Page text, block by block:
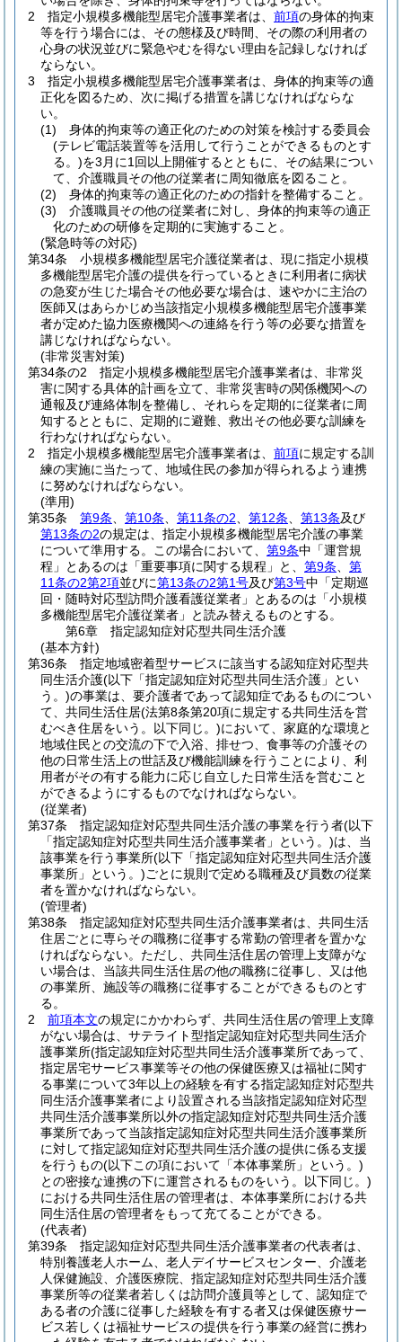
2
指定小規模多機能型居宅介護事業者は、 前項の身体的拘束
等を行う場合には、その態様及び時間、その際の利用者の
心身の状況並びに緊急やむを得ない理由を記録しなければ
ならない。
3
指定小規模多機能型居宅介護事業者は、身体的拘束等の適
正化を図るため、次に掲げる措置を講じなければならな
い。
(1)
身体的拘束等の適正化のための対策を検討する委員会
(テレビ電話装置等を活用して行うことができるものとす
る。)を3月に1回以上開催するとともに、その結果につい
て、介護職員その他の従業者に周知徹底を図ること。
(2)
身体的拘束等の適正化のための指針を整備すること。
(3)
介護職員その他の従業者に対し、身体的拘束等の適正
化のための研修を定期的に実施すること。
(緊急時等の対応)
第34条
小規模多機能型居宅介護従業者は、現に指定小規模
多機能型居宅介護の提供を行っているときに利用者に病状
の急変が生じた場合その他必要な場合は、速やかに主治の
医師又はあらかじめ当該指定小規模多機能型居宅介護事業
者が定めた協力医療機関への連絡を行う等の必要な措置を
講じなければならない。
(非常災害対策)
第34条の2
指定小規模多機能型居宅介護事業者は、非常災
害に関する具体的計画を立て、非常災害時の関係機関への
通報及び連絡体制を整備し、それらを定期的に従業者に周
知するとともに、定期的に避難、救出その他必要な訓練を
行わなければならない。
2
指定小規模多機能型居宅介護事業者は、 前項に規定する訓
練の実施に当たって、地域住民の参加が得られるよう連携
に努めなければならない。
(準用)
第35条
第9条 第10条 第11条の2 第12条 第13条及び
第13条の2の規定は、指定小規模多機能型居宅介護の事業
について準用する。
この場合において、 第9条中「運営規
程」とあるのは「重要事項に関する規程」と、 第9条
第
11条の2第2項並びに第13条の2第1号及び第3号中「定期巡
回・随時対応型訪問介護看護従業者」とあるのは「小規模
多機能型居宅介護従業者」と読み替えるものとする。
第6章
指定認知症対応型共同生活介護
(基本方針)
第36条
指定地域密着型サービスに該当する認知症対応型共
同生活介護(以下「指定認知症対応型共同生活介護」とい
う。)の事業は、要介護者であって認知症であるものについ
て、共同生活住居(法第8条第20項に規定する共同生活を営
むべき住居をいう。以下同じ。)において、家庭的な環境と
地域住民との交流の下で入浴、排せつ、食事等の介護その
他の日常生活上の世話及び機能訓練を行うことにより、利
用者がその有する能力に応じ自立した日常生活を営むこと
ができるようにするものでなければならない。
(従業者)
第37条
指定認知症対応型共同生活介護の事業を行う者(以下
「指定認知症対応型共同生活介護事業者」という。)は、当
該事業を行う事業所(以下「指定認知症対応型共同生活介護
事業所」という。)ごとに規則で定める職種及び員数の従業
者を置かなければならない。
(管理者)
第38条
指定認知症対応型共同生活介護事業者は、共同生活
住居ごとに専らその職務に従事する常勤の管理者を置かな
ければならない。 ただし、共同生活住居の管理上支障がな
い場合は、当該共同生活住居の他の職務に従事し、又は他
の事業所、施設等の職務に従事することができるものとす
る。
2
前項本文の規定にかかわらず、共同生活住居の管理上支障
がない場合は、サテライト型指定認知症対応型共同生活介
護事業所(指定認知症対応型共同生活介護事業所であって、
指定居宅サービス事業等その他の保健医療又は福祉に関す
る事業について3年以上の経験を有する指定認知症対応型共
同生活介護事業者により設置される当該指定認知症対応型
共同生活介護事業所以外の指定認知症対応型共同生活介護
事業所であって当該指定認知症対応型共同生活介護事業所
に対して指定認知症対応型共同生活介護の提供に係る支援
を行うもの(以下この項において「本体事業所」という。)
との密接な連携の下に運営されるものをいう。以下同じ。)
における共同生活住居の管理者は、本体事業所における共
同生活住居の管理者をもって充てることができる。
(代表者)
第39条
指定認知症対応型共同生活介護事業者の代表者は、
特別養護老人ホーム、老人デイサービスセンター、介護老
人保健施設、介護医療院、指定認知症対応型共同生活介護
事業所等の従業者若しくは訪問介護員等として、認知症で
ある者の介護に従事した経験を有する者又は保健医療サー
ビス若しくは福祉サービスの提供を行う事業の経営に携わ